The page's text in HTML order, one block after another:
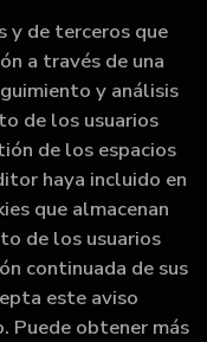
y de terceros que
a través de una
y análisis
de los usuarios
de los espacios
haya incluido en
que almacenan
de los usuarios
continuada de sus
este aviso
Puede obtener más